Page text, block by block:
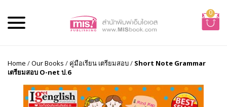
0
Home /Our Books / คู่มือเรียน เตรียมสอบ/ Short Note Grammar
เตรียมสอบ O-net ป.6